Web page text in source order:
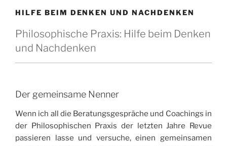
HILFE BEIM DENKEN UND NACHDENKEN
Philosophische Praxis: Hilfe beim Denken
und Nachdenken
Der gemeinsame Nenner
Wenn ich all die Beratungsgespräche und Coachings in
der Philosophischen Praxis der letzten Jahre Revue
passieren lasse und versuche, einen gemeinsamen